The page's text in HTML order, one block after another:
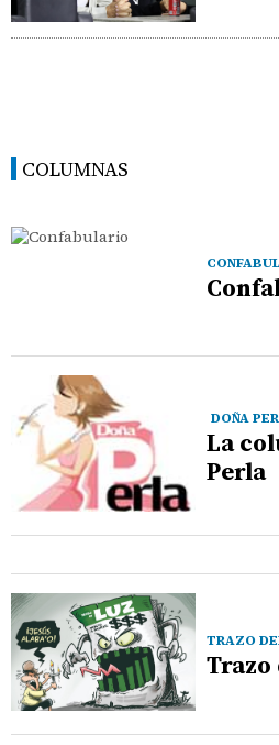
COLUMNAS
DOÑA
La
Perla
TRAZO
Trazo